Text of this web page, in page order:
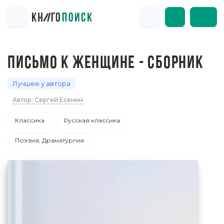
ПИСЬМО К ЖЕНЩИНЕ - СБОРНИК
Лучшее у автора
Автор: Сергей Есенин
Классика Русская классика
Поэзия, Драматургия